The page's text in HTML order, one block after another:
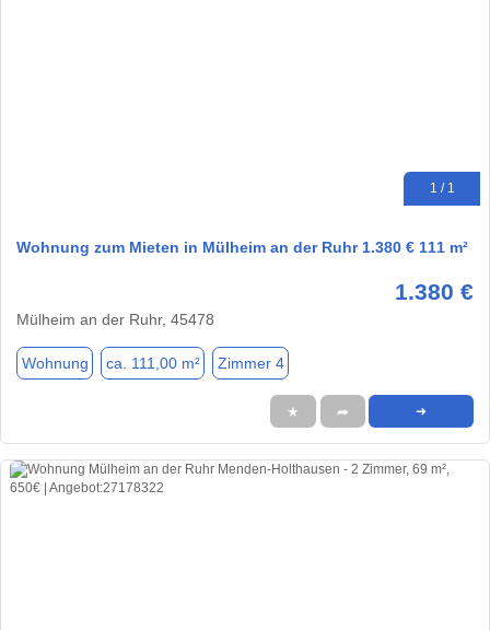
1 / 1
Wohnung zum Mieten in Mülheim an der Ruhr 1.380 € 111 m²
1.380 €
Mülheim an der Ruhr, 45478
Wohnung ca. 111,00 m² Zimmer 4
★ ➦ ➜